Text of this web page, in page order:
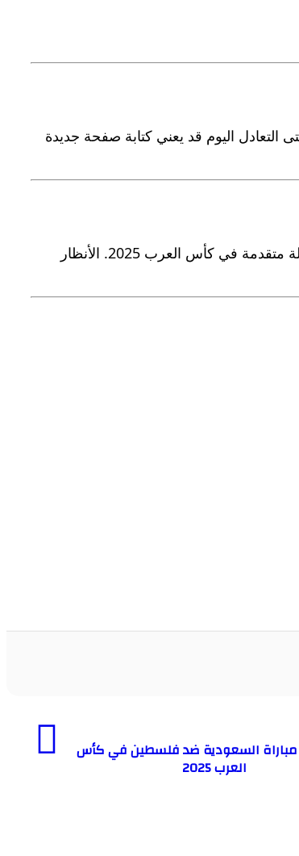
التعادل اليوم قد يعني كتابة صفحة جديدة
مواجهة سوريا وفلسطين اليوم ليست مباراة عادية؛ إنها لقاء مصيري يجمع بين الطموح، التاريخ، والفرصة الذهبية للوصول إلى مرحلة متقدمة في كأس العرب 2025. الأنظار
مباراة السعودية ضد فلسطين في كأس
العرب 2025